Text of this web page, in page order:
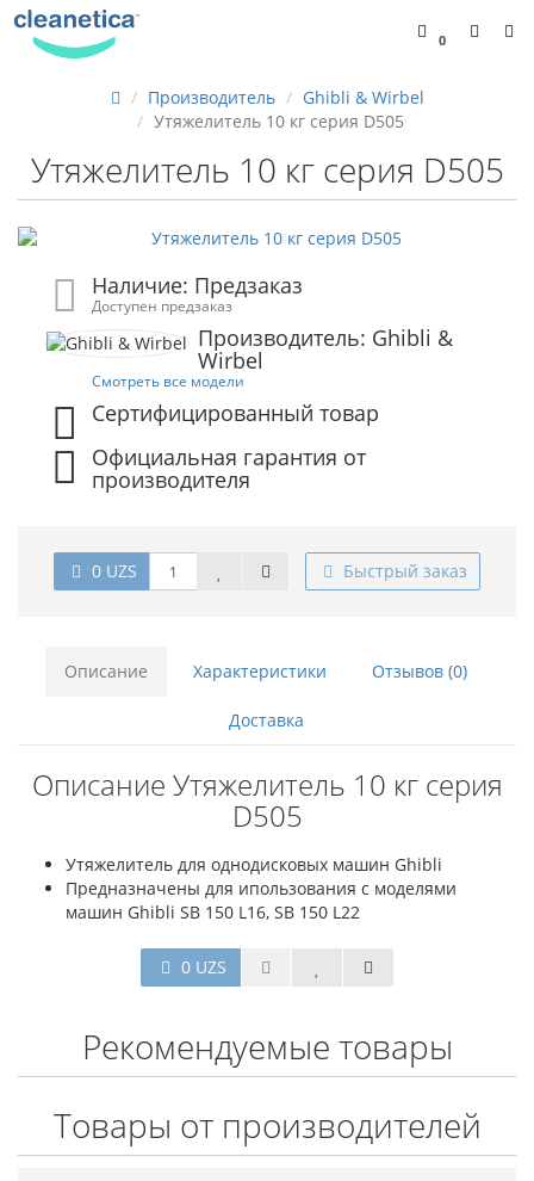
0
Производитель
Ghibli & Wirbel
Утяжелитель 10 кг серия D505
Утяжелитель 10 кг серия D505
Наличие: Предзаказ
Доступен предзаказ
Производитель: Ghibli &
Wirbel
Смотреть все модели
Сертифицированный товар
Официальная гарантия от
производителя
0 UZS Быстрый заказ
Описание Характеристики Отзывов (0)
Доставка
Описание Утяжелитель 10 кг серия
D505
Утяжелитель для однодисковых машин Ghibli
Предназначены для ипользования с моделями
машин Ghibli SB 150 L16, SB 150 L22
0 UZS
Рекомендуемые товары
Товары от производителей